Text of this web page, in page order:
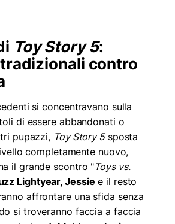
Toy Story 5:
contro
si concentravano sulla
di essere abbandonati o
pupazzi, Toy Story 5sposta
completamente nuovo,
il grande scontro "Toys vs.
Lightyear, Jessie e il resto
affrontare una sfida senza
si troveranno faccia a faccia